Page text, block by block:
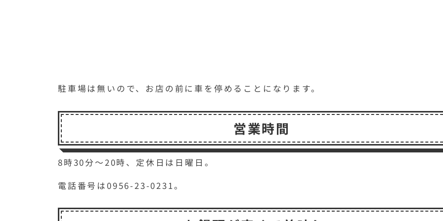
駐車場は無いので、お店の前に車を停めることになります。
営業時間
8時30分～20時、定休日は日曜日。
電話番号は0956-23-0231。